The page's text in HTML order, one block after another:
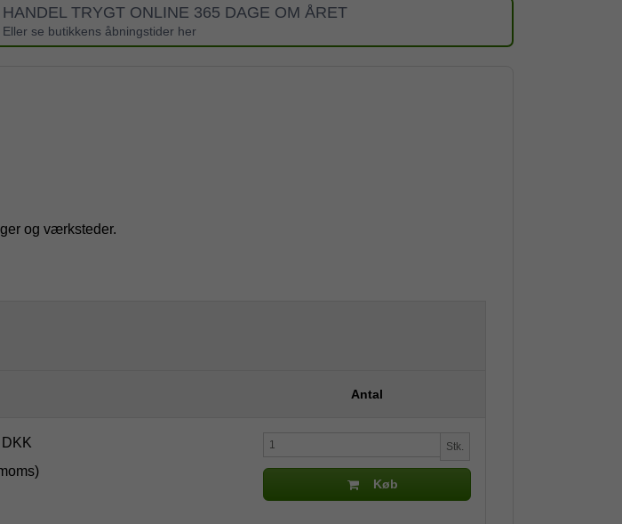
HANDEL TRYGT ONLINE 365 DAGE OM ÅRET
Eller se butikkens åbningstider her
og værksteder.
Antal
Stk.
Køb